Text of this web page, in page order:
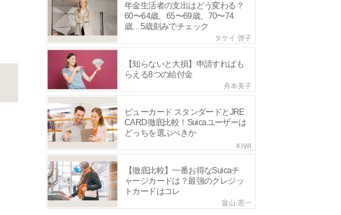
年金生活者の支出はどう変わる？
60〜64歳、65〜69歳、70〜74
歳…5歳刻みでチェック
タケイ 啓子
【知らないと大損】申請すればも
らえる8つの給付金
舟本美子
ビューカード スタンダードとJRE
CARD徹底比較！Suicaユーザーは
どっちを選ぶべきか
KIWI
【徹底比較】一番お得なSuicaチ
ャージカードは？最強のクレジッ
トカードはコレ
畠山 憲一